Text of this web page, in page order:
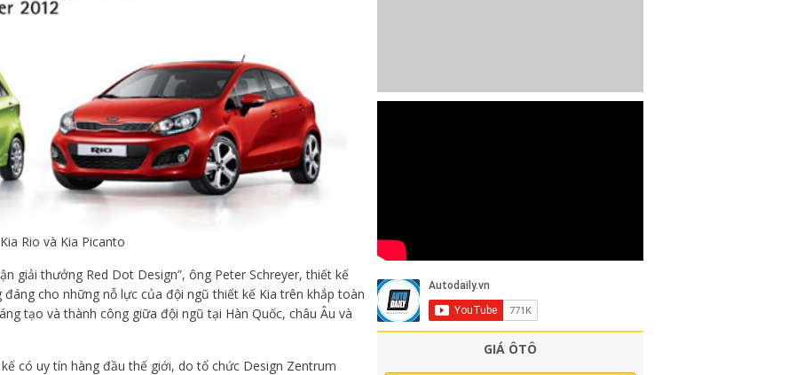
Kia Rio và Kia Picanto
giải thưởng Red Dot Design”, ông Peter Schreyer, thiết kế
cho những nỗ lực của đội ngũ thiết kế Kia trên khắp toàn
tạo và thành công giữa đội ngũ tại Hàn Quốc, châu Âu và
có uy tín hàng đầu thế giới, do tổ chức Design Zentrum
GIÁ ÔTÔ